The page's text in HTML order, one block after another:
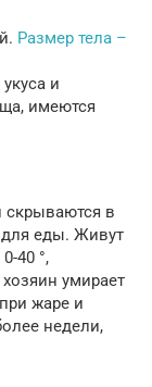
Размер тела –
и
имеются
в
для еды. Живут
40 °,
умирает
жаре и
недели,